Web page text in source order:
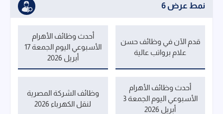
نمط عرض 6
قدم الآن في وظائف حسن
علام برواتب عالية
أحدث وظائف الأهرام
الأسبوعي اليوم الجمعة 17
أبريل 2026
أحدث وظائف الأهرام
الأسبوعي اليوم الجمعة 3
أبريل 2026
وظائف الشركة المصرية
لنقل الكهرباء 2026